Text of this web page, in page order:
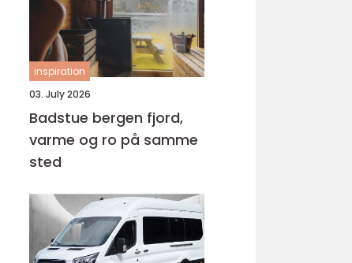
inspiration
03. July 2026
Badstue bergen fjord,
varme og ro på samme
sted